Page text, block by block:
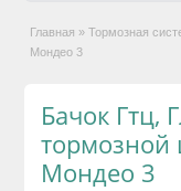
Главная » Тормозная
Мондео 3
Бачок Гтц,
тормозной
Мондео 3